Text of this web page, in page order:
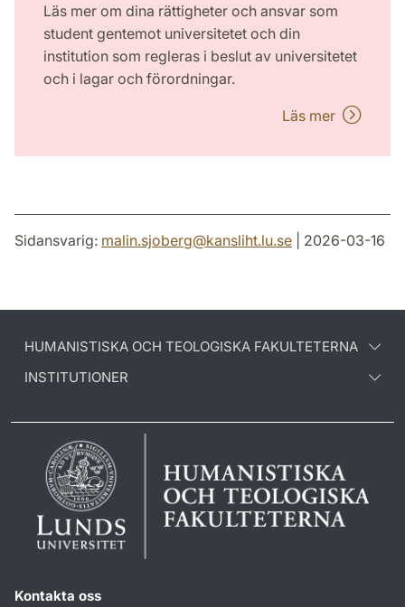
Läs mer om dina rättigheter och ansvar som
student gentemot universitetet och din
institution som regleras i beslut av universitetet
och i lagar och förordningar.
Läs mer
Sidansvarig: malin.sjoberg@kansliht.lu.se | 2026-03-16
HUMANISTISKA OCH TEOLOGISKA FAKULTETERNA
INSTITUTIONER
Kontakta oss